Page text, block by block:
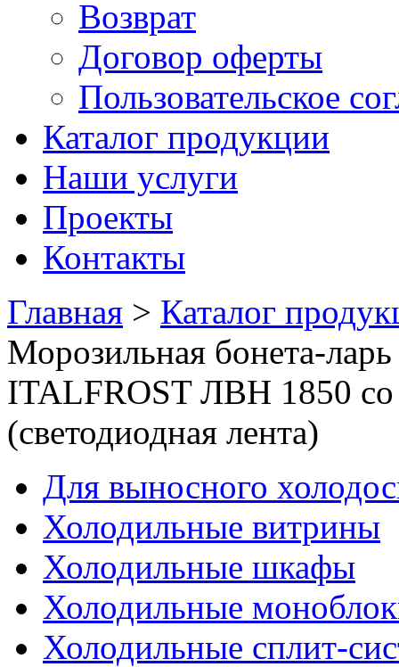
Возврат
Договор оферты
Пользовательское
Каталог продукции
Наши услуги
Проекты
Контакты
Главная > Каталог
Морозильная бонета-
ITALFROST ЛВН 1850 со
(светодиодная лента)
Для выносного
Холодильные витрины
Холодильные шкафы
Холодильные
Холодильные сплит-